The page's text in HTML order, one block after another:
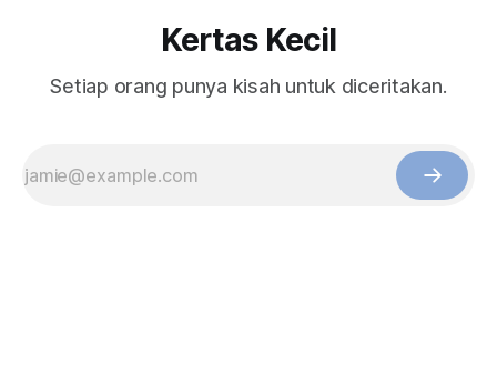
Kertas Kecil
Setiap orang punya kisah untuk diceritakan.